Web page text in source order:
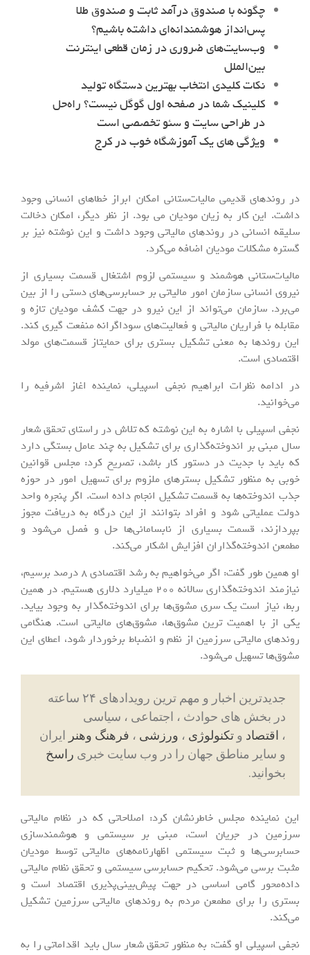
چگونه با صندوق درآمد ثابت و صندوق طلا
پس‌انداز هوشمندانه‌ای داشته باشیم؟
وب‌سایت‌های ضروری در زمان قطعی اینترنت
بین‌الملل
نکات کلیدی انتخاب بهترین دستگاه تولید
کلینیک شما در صفحه اول گوگل نیست؟ راه‌حل
در طراحی سایت و سئو تخصصی است
ویژگی های یک آموزشگاه خوب در کرج
در روندهای قدیمی مالیات‌ستانی امکان ابراز خطاهای انسانی وجود
داشت. این کار به زیان مودیان می بود. از نظر دیگر، امکان دخالت
سلیقه انسانی در روندهای مالیاتی وجود داشت و این نوشته نیز بر
گستره مشکلات مودیان اضافه می‌کرد.
مالیات‌ستانی هوشمند و سیستمی لزوم اشتغال قسمت بسیاری از
نیروی انسانی سازمان امور مالیاتی بر حسابرسی‌های دستی را از بین
می‌برد. سازمان می‌تواند از این نیرو در جهت کشف مودیان تازه و
مقابله با فراریان مالیاتی و فعالیت‌های سوداگرانه منفعت گیری کند.
این روندها به معنی تشکیل بستری برای حمایتاز قسمت‌های مولد
اقتصادی است.
در ادامه نظرات ابراهیم نجفی اسپیلی، نماینده اغاز اشرفیه را
می‌خوانید.
نجفی اسپیلی با اشاره به این نوشته که تلاش در راستای تحقق شعار
سال مبنی بر اندوخته‌گذاری برای تشکیل به چند عامل بستگی دارد
که باید با جدیت در دستور کار باشد، تصریح کرد: مجلس قوانین
خوبی به منظور تشکیل بسترهای ملزوم برای تسهیل امور در حوزه
جذب اندوخته‌ها به قسمت تشکیل انجام داده است. اگر پنجره واحد
دولت عملیاتی شود و افراد بتوانند از این درگاه به دریافت مجوز
بپردازند، قسمت بسیاری از نابسامانی‌ها حل و فصل می‌شود و
مطمعن اندوخته‌گذاران افزایش اشکار می‌کند.
او همین طور گفت: اگر می‌خواهیم به رشد اقتصادی 8 درصد برسیم،
نیازمند اندوخته‌گذاری سالانه 200 میلیارد دلاری هستیم. در همین
ربط، نیاز است یک سری مشوق‌ها برای اندوخته‌گذار به وجود بیاید.
یکی از با اهمیت ترین مشوق‌ها، مشوق‌های مالیاتی است. هنگامی
روندهای مالیاتی سرزمین از نظم و انضباط برخوردار شود، اعطای این
مشوق‌ها تسهیل می‌شود.
جدیدترین اخبار و مهم ترین رویدادهای ۲۴ ساعته
در بخش های حوادث ، اجتماعی ، سیاسی
، اقتصاد و تکنولوژی ، ورزشی ، فرهنگ وهنر ایران
و سایر مناطق جهان را در وب سایت خبری راسخ
بخوانید.
این نماینده مجلس خاطرنشان کرد: اصلاحاتی که در نظام مالیاتی
سرزمین در جریان است، مبنی بر سیستمی و هوشمندسازی
حسابرسی‌ها و ثبت سیستمی اظهارنامه‌های مالیاتی توسط مودیان
مثبت برسی می‌شود. تحکیم حسابرسی سیستمی و تحقق نظام مالیاتی
داده‌محور گامی اساسی در جهت پیش‌بینی‌پذیری اقتصاد است و
بستری را برای مطمعن مردم به روندهای مالیاتی سرزمین تشکیل
می‌کند.
نجفی اسپیلی او گفت: به منظور تحقق شعار سال باید اقداماتی را به